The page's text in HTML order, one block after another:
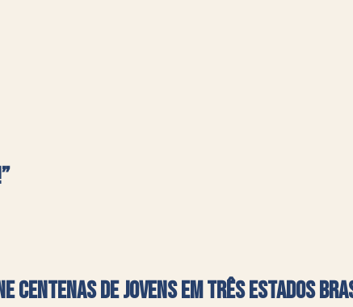
centenas de jovens em três estados